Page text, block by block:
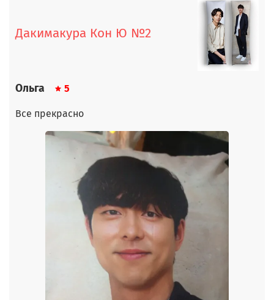
Дакимакура Кон Ю №2
Ольга 5
Все прекрасно